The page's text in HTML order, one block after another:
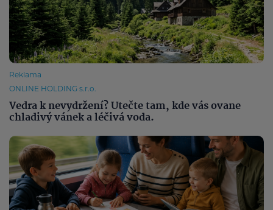
Reklama
ONLINE HOLDING s.r.o.
Vedra k nevydržení? Utečte tam, kde vás ovane
chladivý vánek a léčivá voda.